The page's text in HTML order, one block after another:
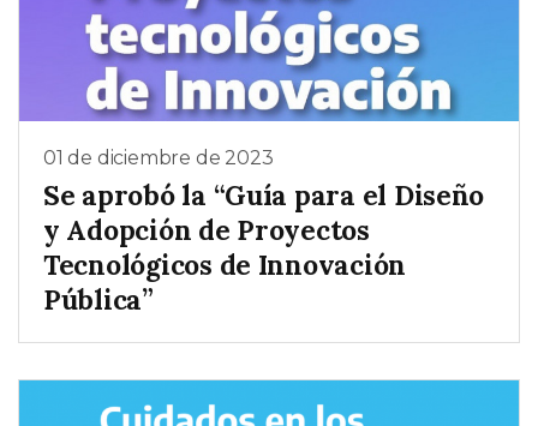
01 de diciembre de 2023
Se aprobó la “Guía para el Diseño
y Adopción de Proyectos
Tecnológicos de Innovación
Pública”